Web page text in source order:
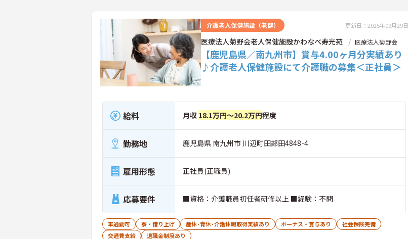
介護老人保健施設（老健） 更新日：2025年09月29日
医療法人菊野会老人保健施設かわなべ寿光苑 医療法人菊野会
【鹿児島県／南九州市】賞与4.00ヶ月分実績あり
♪介護老人保健施設にて介護職の募集＜正社員＞
給料 月収 18.1万円～20.2万円程度
勤務地 鹿児島県 南九州市 川辺町田部田4848-4
雇用形態 正社員(正職員)
応募要件 ■資格：介護職員初任者研修以上 ■経験：不問
車通勤可 寮・借り上げ 産休･育休･介護休暇取得実績あり ボーナス・賞与あり
社会保険完備
交通費支給
退職金制度あり